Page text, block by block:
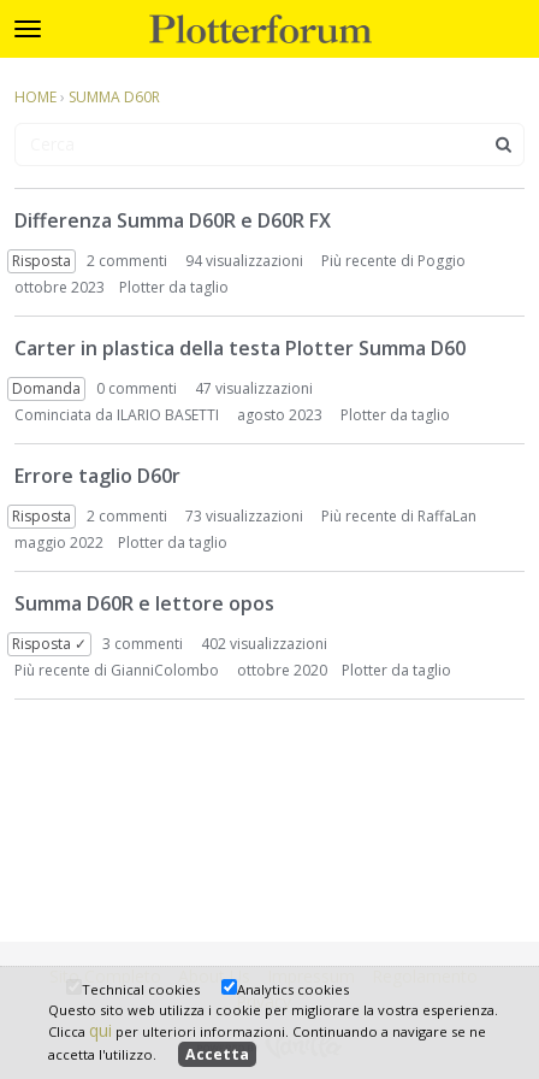
Technical cookies
Analytics cookies
Questo sito web utilizza i cookie per migliorare la vostra esperienza.
Clicca qui per ulteriori informazioni. Continuando a navigare se ne
accetta l'utilizzo.
t
o
g
m
e
u
Plotterforum
Discussioni
Attività
Accedi · Registrati
HOME› SUMMA D60R
i
s
c
s
i
o
n
L
i
s
t
Differenza Summa D60R e D60R FX
Risposta 2 commenti 94 visualizzazioni Più recente di Poggio
ottobre 2023
Plotter da taglio
Carter in plastica della testa Plotter Summa D60
Domanda 0 commenti
47 visualizzazioni
Cominciata da ILARIO BASETTI agosto 2023 Plotter da taglio
Errore taglio D60r
Risposta 2 commenti 73 visualizzazioni Più recente di RaffaLan
maggio 2022
Plotter da taglio
Summa D60R e lettore opos
Risposta ✓ 3 commenti
402 visualizzazioni
Più recente di GianniColombo ottobre 2020 Plotter da taglio
About Us
Privacy